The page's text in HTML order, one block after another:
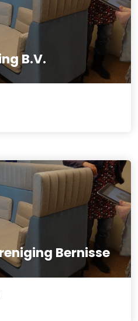
B.V.
Bernisse